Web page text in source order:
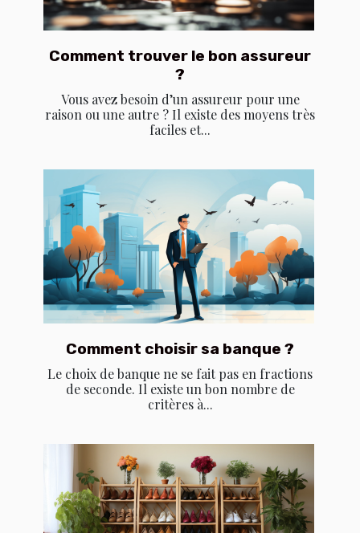
Comment trouver le bon assureur
?
Vous avez besoin d’un assureur pour une
raison ou une autre ? Il existe des moyens très
faciles et...
Comment choisir sa banque ?
Le choix de banque ne se fait pas en fractions
de seconde. Il existe un bon nombre de
critères à...